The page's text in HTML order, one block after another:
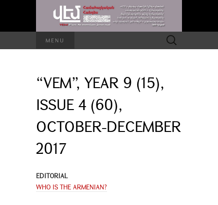
MENU
Search
for:
“VEM”, YEAR 9 (15),
ISSUE 4 (60),
OCTOBER-DECEMBER
2017
EDITORIAL
WHO IS THE ARMENIAN?